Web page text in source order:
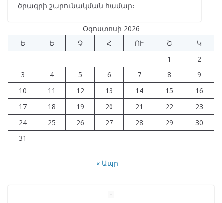
ծրագրի շարունակման համար։
Օգոստոսի 2026
Ե
Ե Չ Հ ՈՒ Շ
Կ
1
2
3
4 5 6 7 8
9
10
11 12 13 14 15
16
17
18 19 20 21 22
23
24
25 26 27 28 29
30
31
« Ապր